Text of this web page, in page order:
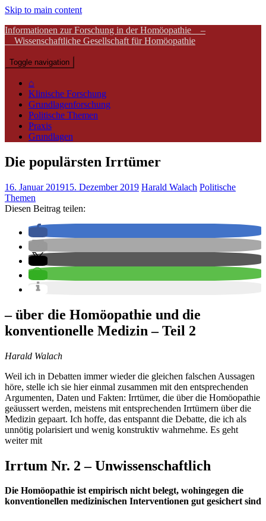
Skip to main content
Informationen zur Forschung in der Homöopathie –
Wissenschaftliche Gesellschaft für Homöopathie
Toggle navigation
⌂
Klinische Forschung
Grundlagenforschung
Politische Themen
Praxis
Grundlagen
Die populärsten Irrtümer
16. Januar 201915. Dezember 2019 Harald Walach Politische
Themen
Diesen Beitrag teilen:
– über die Homöopathie und die
konventionelle Medizin – Teil 2
Harald Walach
Weil ich in Debatten immer wieder die gleichen falschen Aussagen
höre, stelle ich sie hier einmal zusammen mit den entsprechenden
Argumenten, Daten und Fakten: Irrtümer, die über die Homöopathie
geäussert werden, meistens mit entsprechenden Irrtümern über die
Medizin gepaart. Ich hoffe, das entspannt die Debatte, die ich als
unnötig polarisiert und wenig konstruktiv wahrnehme. Es geht
weiter mit
Irrtum Nr. 2 – Unwissenschaftlich
Die Homöopathie ist empirisch nicht belegt, wohingegen die
konventionellen medizinischen Interventionen gut gesichert sind